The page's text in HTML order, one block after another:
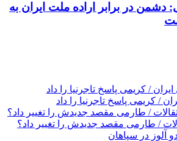
دشمن در برابر اراده ملت ایران به
/ کریمی پاسخ تاجرنیا را داد
/ طارمی مقصد جدیدش را تغییر داد؟